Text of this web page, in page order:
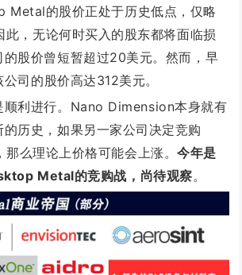
Metal的股价正处于历史低点，仅略
，无论何时买入的股东都将面临损
的股价曾短暂超过20美元。然而，早
司的股价高达312美元。
顺利进行。Nano Dimension本身就有
的历史，如果另一家公司决定竞购
么理论上价格可能会上涨。今年是
Metal的竞购战，尚待观察。